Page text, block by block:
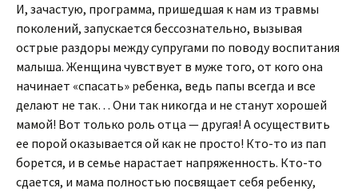
И, зачастую, программа, пришедшая к нам из травмы
поколений, запускается бессознательно, вызывая
острые раздоры между супругами по поводу воспитания
малыша. Женщина чувствует в муже того, от кого она
начинает «спасать» ребенка, ведь папы всегда и все
делают не так… Они так никогда и не станут хорошей
мамой! Вот только роль отца — другая! А осуществить
ее порой оказывается ой как не просто! Кто-то из пап
борется, и в семье нарастает напряженность. Кто-то
сдается, и мама полностью посвящает себя ребенку,